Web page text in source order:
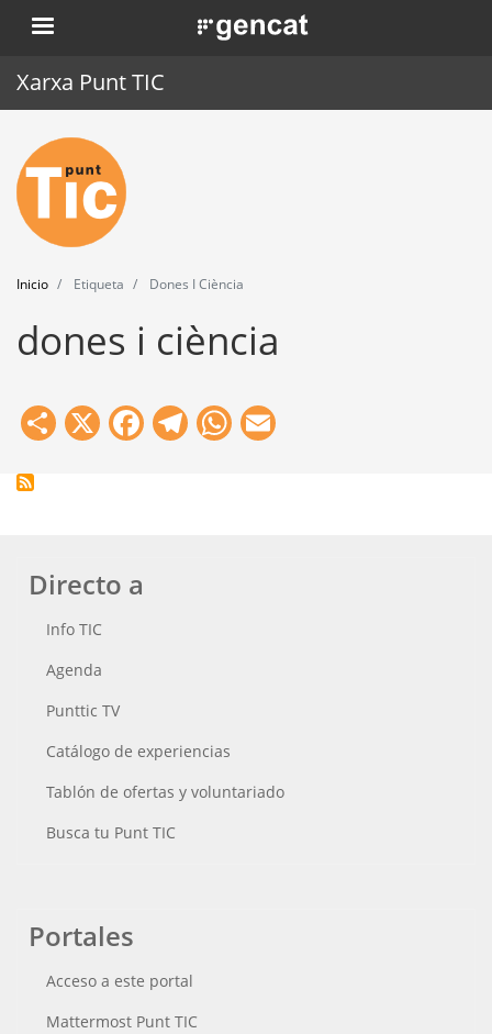
Pasar
al
. Obre en una nova finestra.
Xarxa Punt TIC
Inicio
Punt TIC
Actualidad
Agenda
Formación
Herramientas
Inicio Etiqueta Dones I Ciència
dones i ciència
Share
X Facebook
Telegram
WhatsApp
Directo a
Info TIC
Agenda
Punttic TV
Catálogo de experiencias
Tablón de ofertas y voluntariado
Busca tu Punt TIC
Portales
Acceso a este portal
Mattermost Punt TIC